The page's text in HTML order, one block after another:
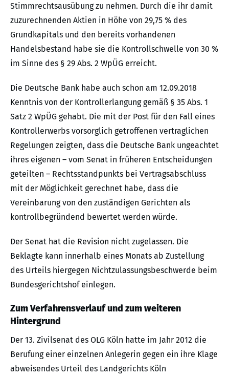
Stimmrechtsausübung zu nehmen. Durch die ihr damit
zuzurechnenden Aktien in Höhe von 29,75 % des
Grundkapitals und den bereits vorhandenen
Handelsbestand habe sie die Kontrollschwelle von 30 %
im Sinne des § 29 Abs. 2 WpÜG erreicht.
Die Deutsche Bank habe auch schon am 12.09.2018
Kenntnis von der Kontrollerlangung gemäß § 35 Abs. 1
Satz 2 WpÜG gehabt. Die mit der Post für den Fall eines
Kontrollerwerbs vorsorglich getroffenen vertraglichen
Regelungen zeigten, dass die Deutsche Bank ungeachtet
ihres eigenen – vom Senat in früheren Entscheidungen
geteilten – Rechtsstandpunkts bei Vertragsabschluss
mit der Möglichkeit gerechnet habe, dass die
Vereinbarung von den zuständigen Gerichten als
kontrollbegründend bewertet werden würde.
Der Senat hat die Revision nicht zugelassen. Die
Beklagte kann innerhalb eines Monats ab Zustellung
des Urteils hiergegen Nichtzulassungsbeschwerde beim
Bundesgerichtshof einlegen.
Zum Verfahrensverlauf und zum weiteren
Hintergrund
Der 13. Zivilsenat des OLG Köln hatte im Jahr 2012 die
Berufung einer einzelnen Anlegerin gegen ein ihre Klage
abweisendes Urteil des Landgerichts Köln